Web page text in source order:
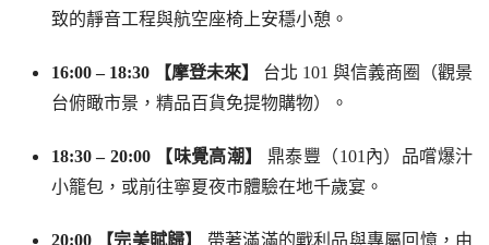
致的靜音工程與航空座椅上安穩小憩。
16:00 – 18:30 【摩登未來】
台北 101 與信義商圈（觀景
台俯瞰市景，精品百貨免提物購物）。
18:30 – 20:00 【味覺高潮】
鼎泰豐（101內）品嚐爆汁
小籠包，或前往寧夏夜市體驗在地千歲宴。
20:00 【完美賦歸】 帶著滿滿的戰利品與專屬回憶，由